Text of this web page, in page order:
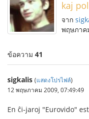
kaj
จาก
พฤษภาค
ข้อความ 41
sigkalis (แสดงโปรไฟล์)
12 พฤษภาคม 2009, 07:49:49
En ĉi-jaroj "Eurovido"